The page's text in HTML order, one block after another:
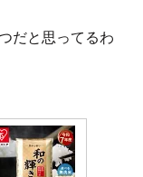
だと思ってるわ